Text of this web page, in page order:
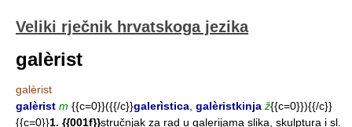
Veliki rječnik hrvatskoga jezika
galèrist
galèrist
galèrist m {{c=0}}({{/c}}galerìstica galèristkinja ž{{c=0}}){{/c}}
{{c=0}}1. {{001f}}stručnjak za rad u galerijama slika, skulptura i sl.